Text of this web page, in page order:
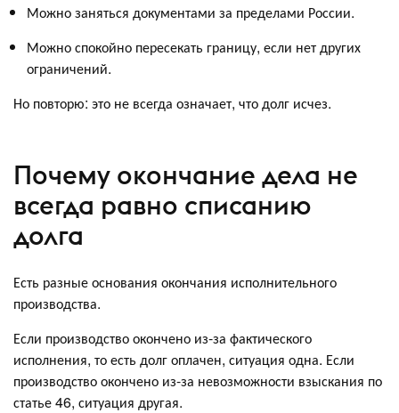
Можно заняться документами за пределами России.
Можно спокойно пересекать границу, если нет других
ограничений.
Но повторю: это не всегда означает, что долг исчез.
Почему окончание дела не
всегда равно списанию
долга
Есть разные основания окончания исполнительного
производства.
Если производство окончено из-за фактического
исполнения, то есть долг оплачен, ситуация одна. Если
производство окончено из-за невозможности взыскания по
статье 46, ситуация другая.